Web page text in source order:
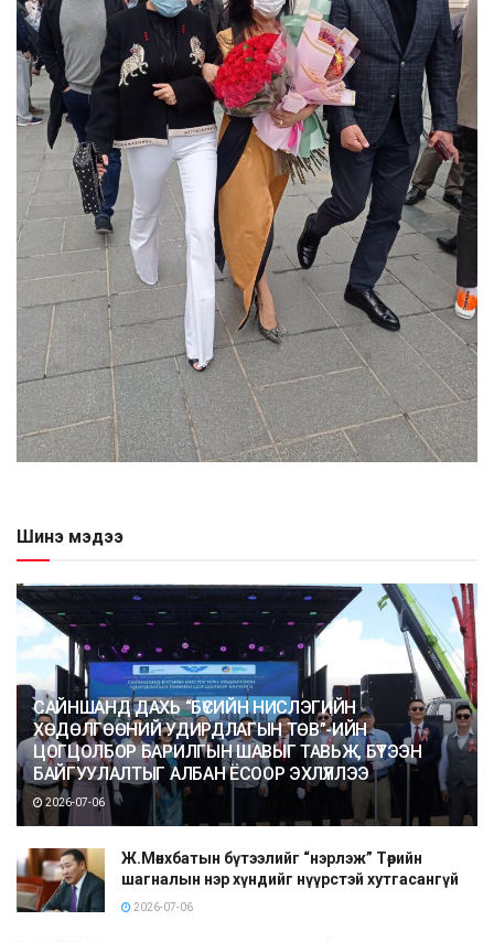
Шинэ мэдээ
САЙНШАНД ДАХЬ “БҮСИЙН НИСЛЭГИЙН
ХӨДӨЛГӨӨНИЙ УДИРДЛАГЫН ТӨВ”-ИЙН
ЦОГЦОЛБОР БАРИЛГЫН ШАВЫГ ТАВЬЖ, БҮТЭЭН
БАЙГУУЛАЛТЫГ АЛБАН ЁСООР ЭХЛҮҮЛЛЭЭ
2026-07-06
Ж.Мөнхбатын бүтээлийг “нэрлэж” Төрийн
шагналын нэр хүндийг нүүрстэй хутгасангүй
2026-07-06